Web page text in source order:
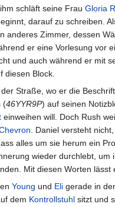
schläft seine Frau Gloria
darauf zu schreiben.
anderes Zimmer, dessen
er eine Vorlesung vor
und auch während er mit
diesen Block.
Straße, wo er die
(46YYR9P) auf seinen
einweihen will. Doch Rush
. Daniel versteht
alles um sie herum ein
wieder durchlebt, um
Mit diesen Worten
Young und Eligerade in
dem Kontrollstuhlsitzt und